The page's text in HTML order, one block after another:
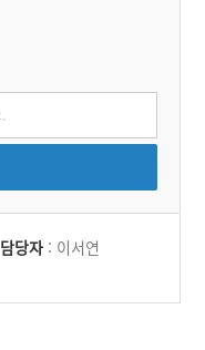
담당자 : 이서연